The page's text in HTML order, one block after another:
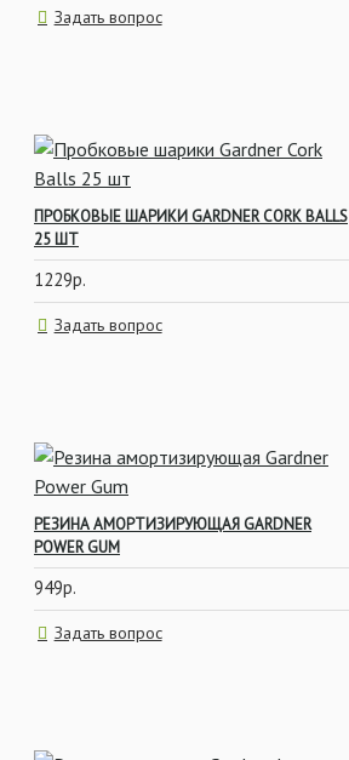
Задать вопрос
ПРОБКОВЫЕ ШАРИКИ GARDNER CORK BALLS
25 ШТ
1229р.
Задать вопрос
РЕЗИНА АМОРТИЗИРУЮЩАЯ GARDNER
POWER GUM
949р.
Задать вопрос